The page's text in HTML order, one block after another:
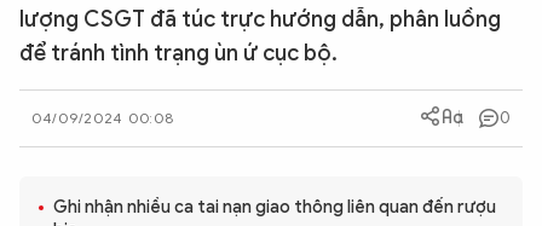
XÃ HỘI
PHÁP LUẬT
lượng CSGT đã túc trực hướng dẫn, phân luồng
để tránh tình trạng ùn ứ cục bộ.
04/09/2024 00:08 0
Ghi nhận nhiều ca tai nạn giao thông liên quan đến rượu